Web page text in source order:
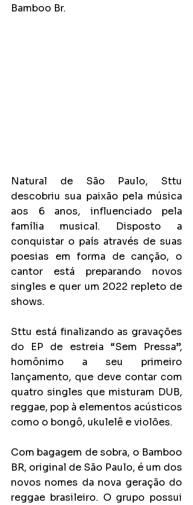
Bamboo Br.
Natural de São Paulo, Sttu
descobriu sua paixão pela música
aos 6 anos, influenciado pela
família musical. Disposto a
conquistar o país através de suas
poesias em forma de canção, o
cantor está preparando novos
singles e quer um 2022 repleto de
shows.
Sttu está finalizando as gravações
do EP de estreia “Sem Pressa”,
homônimo a seu primeiro
lançamento, que deve contar com
quatro singles que misturam DUB,
reggae, pop à elementos acústicos
como o bongô, ukulelê e violões.
Com bagagem de sobra, o Bamboo
BR, original de São Paulo, é um dos
novos nomes da nova geração do
reggae brasileiro. O grupo possui